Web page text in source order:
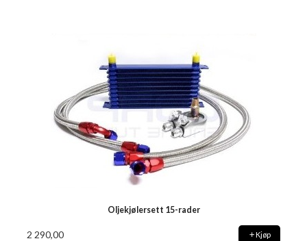
Oljekjølersett 15-rader
2 290,00 Kjøp